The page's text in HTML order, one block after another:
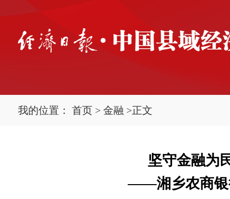
我的位置： 首页 > 金融 >正文
坚守金融为
——湘乡农商银